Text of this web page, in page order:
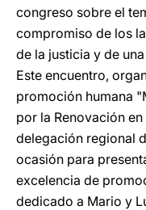
congreso sobre el
compromiso de los
de la justicia y de
Este encuentro,
promoción humana
por la Renovación
delegación regional
ocasión para
excelencia de
dedicado a Mario y